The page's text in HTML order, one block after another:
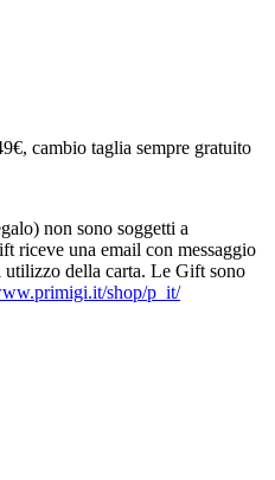
cambio taglia sempre gratuito
non sono soggetti a
riceve una email con messaggio
utilizzo della carta. Le Gift sono
shop/p_it/